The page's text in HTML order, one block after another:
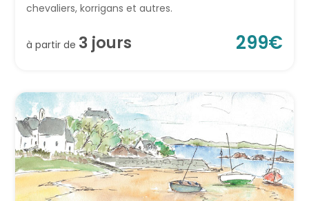
chevaliers, korrigans et autres.
à partir de 3 jours 299€